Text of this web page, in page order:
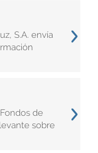
S.A. envía
de
sobre